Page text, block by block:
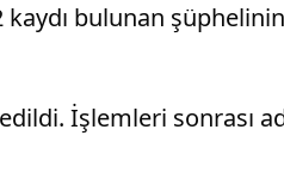
kaydı bulunan
İşlemleri sonrası